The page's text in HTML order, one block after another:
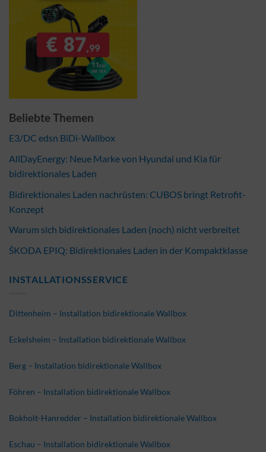
Beliebte Themen
E3/DC edsn BiDi-Wallbox
AllDayEnergy: Neue Marke von Hyundai und Kia für
bidirektionales Laden
Bidirektionales Laden nachrüsten: CUBOS bringt Retrofit-
Konzept
Warum sich bidirektionales Laden (noch) nicht verbreitet
ŠKODA EPIQ: Bidirektionales Laden in der Kompaktklasse
INSTALLATIONSSERVICE
Dittenheim – Installation bidirektionale Wallbox
Eckelsheim – Installation bidirektionale Wallbox
Berg – Installation bidirektionale Wallbox
Föhren – Installation bidirektionale Wallbox
Bokholt-Hanredder – Installation bidirektionale Wallbox
Eschau – Installation bidirektionale Wallbox